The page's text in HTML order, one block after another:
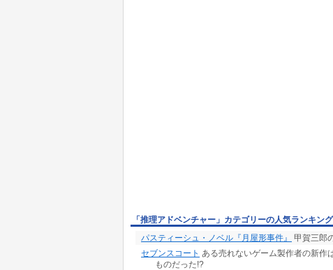
「推理アドベンチャー」カテゴリーの人気ランキング
パスティーシュ・ノベル『月屋形事件』
甲賀三郎
セブンスコート ある売れないゲーム製作者の新作
ものだった!?